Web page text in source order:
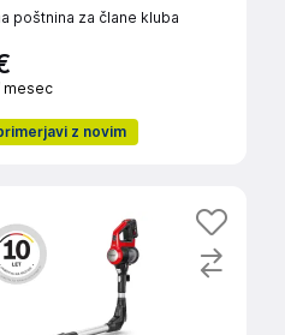
poštnina za člane kluba
mesec
z novim